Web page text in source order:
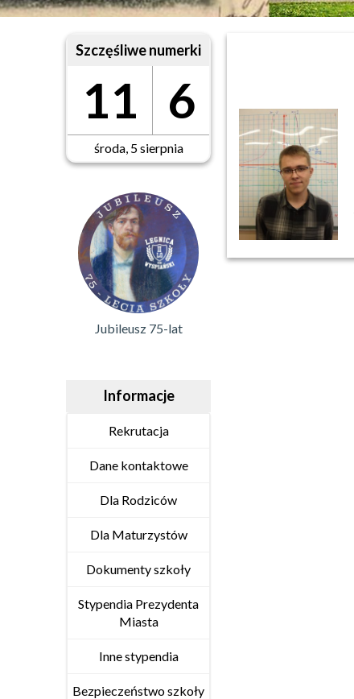
Szczęśliwe numerki
11 6
środa, 5 sierpnia
Jubileusz 75-lat
Informacje
Rekrutacja
Dane kontaktowe
Dla Rodziców
Dla Maturzystów
Dokumenty szkoły
Stypendia Prezydenta
Miasta
Inne stypendia
Bezpieczeństwo szkoły